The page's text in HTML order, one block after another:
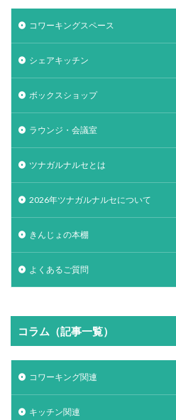
コワーキングスペース
シェアキッチン
ボックスショップ
ラウンジ・会議室
ツナガルナルセとは
2026年ツナガルナルセについて
きんじょの本棚
よくあるご質問
コラム（記事一覧）
コワーキング関連
キッチン関連